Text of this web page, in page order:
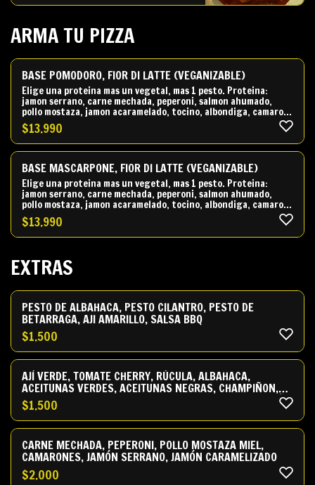
ARMA TU PIZZA
BASE POMODORO, FIOR DI LATTE (VEGANIZABLE)
Elige una proteina mas un vegetal, mas 1 pesto. Proteina:
jamon serrano, carne mechada, peperoni, salmon ahumado,
pollo mostaza, jamon acaramelado, tocino, albondiga, camaron
Vegetal: cherry, champiñon, albahaca, aceituna verde,
aceituna negra, cebolla blanca, cebolla crispy, cebolla
caramelizada, ricotta, parmesano, rucula, aji verde, pera
caramelizada, ajo asado, queso azul, alcaparra Salsa o pesto:
pesto albahaca, pesto cilantro, salsa betarraga, Bbq.
$13.990
BASE MASCARPONE, FIOR DI LATTE (VEGANIZABLE)
Elige una proteina mas un vegetal, mas 1 pesto. Proteina:
jamon serrano, carne mechada, peperoni, salmon ahumado,
pollo mostaza, jamon acaramelado, tocino, albondiga, camaron
Vegetal: cherry, champiñon, albahaca, aceituna verde,
aceituna negra, cebolla blanca, cebolla crispy, cebolla
caramelizada, ricotta, parmesano, rucula, aji verde, pera
pesto albahaca, pesto cilantro, salsa betarraga, Bbq.
$13.990
EXTRAS
PESTO DE ALBAHACA, PESTO CILANTRO, PESTO DE
BETARRAGA, AJI AMARILLO, SALSA BBQ
$1.500
AJÍ VERDE, TOMATE CHERRY, RÚCULA, ALBAHACA,
ACEITUNAS VERDES, ACEITUNAS NEGRAS, CHAMPIÑON,
CEBOLLA BLANCA, CEBOLLA CARAMELIZADA, AJI JALAPEÑO
$1.500
CARNE MECHADA, PEPERONI, POLLO MOSTAZA MIEL,
CAMARONES, JAMÓN SERRANO, JAMÓN CARAMELIZADO
$2.000